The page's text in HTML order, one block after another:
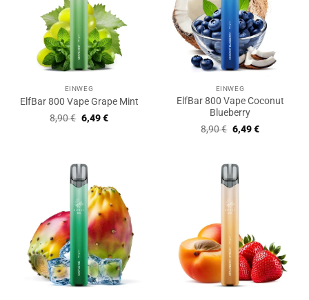
EINWEG
ElfBar 800 Vape Grape Mint
8,90€ Ursprünglicher
Preis
6,49€Aktueller
EINWEG
ElfBar 800 Vape Coconut
Blueberry
8,90€ Ursprünglicher
Preis
6,49€Aktueller